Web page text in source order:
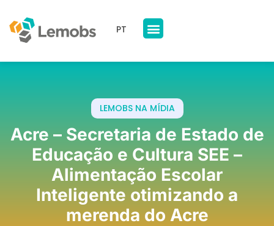
PT
LEMOBS NA MÍDIA
Acre – Secretaria de Estado de
Educação e Cultura SEE –
Alimentação Escolar
Inteligente otimizando a
merenda do Acre